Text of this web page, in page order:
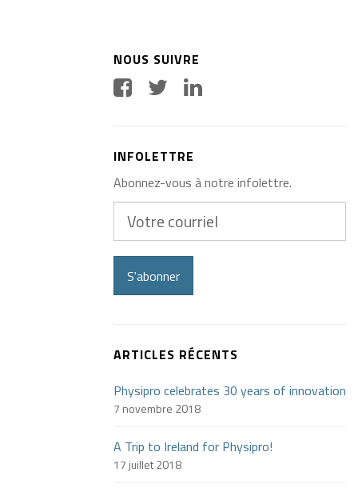
NOUS SUIVRE
INFOLETTRE
Abonnez-vous à notre infolettre.
courriel
S'abonner
ARTICLES RÉCENTS
Physipro celebrates 30 years of innovation
7 novembre 2018
A Trip to Ireland for Physipro!
17 juillet 2018